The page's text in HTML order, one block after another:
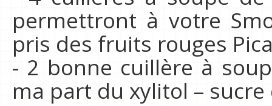
permettront à votre
pris des fruits rouges
- 2 bonne cuillère à
ma part du xylitol –